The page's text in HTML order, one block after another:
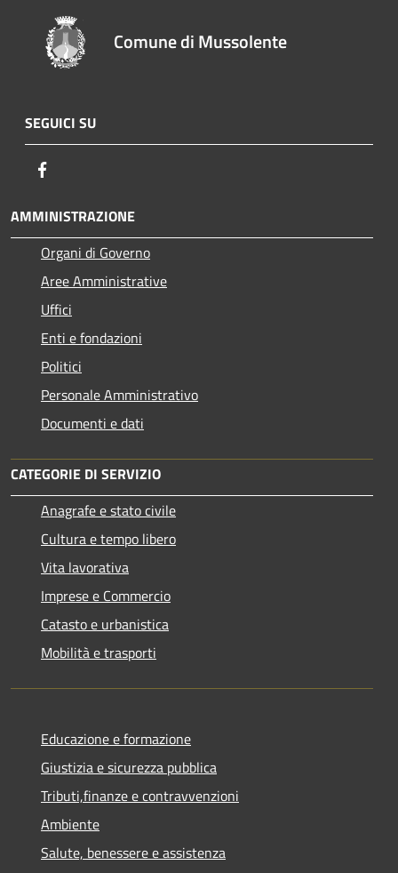
Comune di Mussolente
SEGUICI SU
AMMINISTRAZIONE
Organi di Governo
Aree Amministrative
Uffici
Enti e fondazioni
Politici
Personale Amministrativo
Documenti e dati
CATEGORIE DI SERVIZIO
Anagrafe e stato civile
Cultura e tempo libero
Vita lavorativa
Imprese e Commercio
Catasto e urbanistica
Mobilità e trasporti
Educazione e formazione
Giustizia e sicurezza pubblica
Tributi,finanze e contravvenzioni
Ambiente
Salute, benessere e assistenza